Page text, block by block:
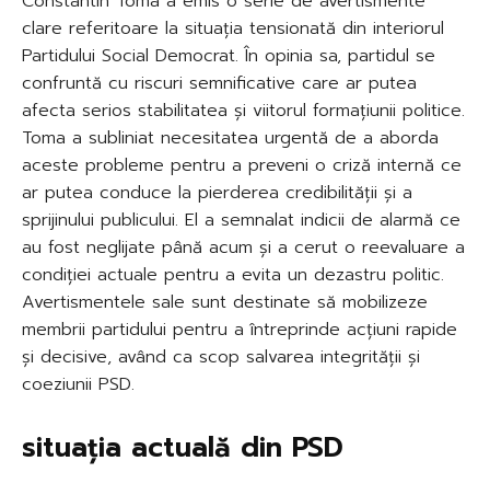
clare referitoare la situația tensionată din interiorul
Partidului Social Democrat. În opinia sa, partidul se
confruntă cu riscuri semnificative care ar putea
afecta serios stabilitatea și viitorul formațiunii politice.
Toma a subliniat necesitatea urgentă de a aborda
aceste probleme pentru a preveni o criză internă ce
ar putea conduce la pierderea credibilității și a
sprijinului publicului. El a semnalat indicii de alarmă ce
au fost neglijate până acum și a cerut o reevaluare a
condiției actuale pentru a evita un dezastru politic.
Avertismentele sale sunt destinate să mobilizeze
membrii partidului pentru a întreprinde acțiuni rapide
și decisive, având ca scop salvarea integrității și
coeziunii PSD.
situația actuală din PSD